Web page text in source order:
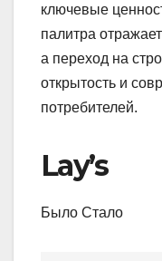
ключевые
палитра
а переход на
открытость и
потребителей.
Lay’s
Было Стало